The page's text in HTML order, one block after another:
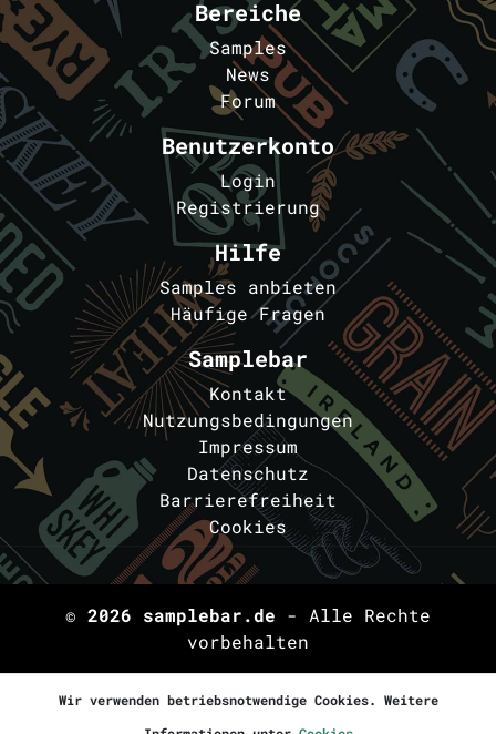
Bereiche
Samples
News
Forum
Benutzerkonto
Login
Registrierung
Hilfe
Samples anbieten
Häufige Fragen
Samplebar
Kontakt
Nutzungsbedingungen
Impressum
Datenschutz
Barrierefreiheit
Cookies
© 2026 samplebar.de - Alle Rechte
vorbehalten
Wir verwenden betriebsnotwendige Cookies. Weitere